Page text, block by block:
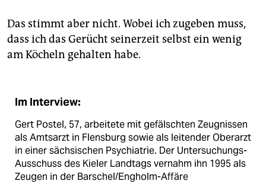
Das stimmt aber nicht. Wobei ich zugeben muss,
dass ich das Gerücht seinerzeit selbst ein wenig
am Köcheln gehalten habe.
Im Interview:
Gert Postel, 57, arbeitete mit gefälschten Zeugnissen
als Amtsarzt in Flensburg sowie als leitender Oberarzt
in einer sächsischen Psychiatrie. Der Untersuchungs-
Ausschuss des Kieler Landtags vernahm ihn 1995 als
Zeugen in der Barschel/Engholm-Affäre